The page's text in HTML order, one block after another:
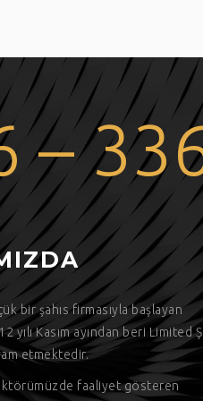
–
bir şahıs firmasıyla başlayan
yılı Kasım ayından beri Limited
etmektedir.
faaliyet gösteren